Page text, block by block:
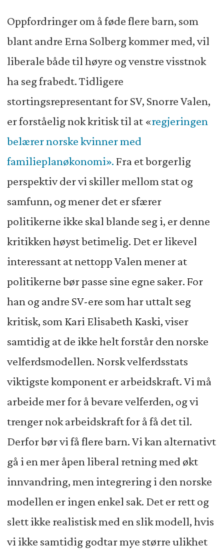
Oppfordringer om å føde flere barn, som
blant andre Erna Solberg kommer med, vil
liberale både til høyre og venstre visstnok
ha seg frabedt. Tidligere
stortingsrepresentant for SV, Snorre Valen,
er forståelig nok kritisk til at «regjeringen
belærer norske kvinner med
familieplanøkonomi». Fra et borgerlig
perspektiv der vi skiller mellom stat og
samfunn, og mener det er sfærer
politikerne ikke skal blande seg i, er denne
kritikken høyst betimelig. Det er likevel
interessant at nettopp Valen mener at
politikerne bør passe sine egne saker. For
han og andre SV-ere som har uttalt seg
kritisk, som Kari Elisabeth Kaski, viser
samtidig at de ikke helt forstår den norske
velferdsmodellen. Norsk velferdsstats
viktigste komponent er arbeidskraft. Vi må
arbeide mer for å bevare velferden, og vi
trenger nok arbeidskraft for å få det til.
Derfor bør vi få flere barn. Vi kan alternativt
gå i en mer åpen liberal retning med økt
innvandring, men integrering i den norske
modellen er ingen enkel sak. Det er rett og
slett ikke realistisk med en slik modell, hvis
vi ikke samtidig godtar mye større ulikhet